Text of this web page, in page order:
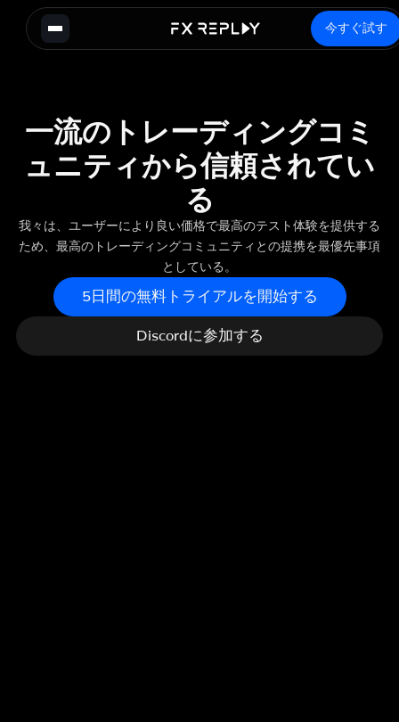
今すぐ試す
一流のトレーディングコミ
ュニティから信頼されてい
る
我々は、ユーザーにより良い価格で最高のテスト体験を提供する
ため、最高のトレーディングコミュニティとの提携を最優先事項
としている。
5日間の無料トライアルを開始する
Discordに参加する